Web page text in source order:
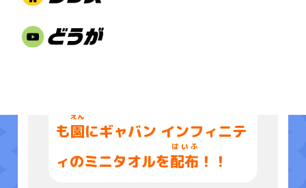
も園
えん
にギャバン インフィニテ
ィのミニタオルを配布
はいふ
！！